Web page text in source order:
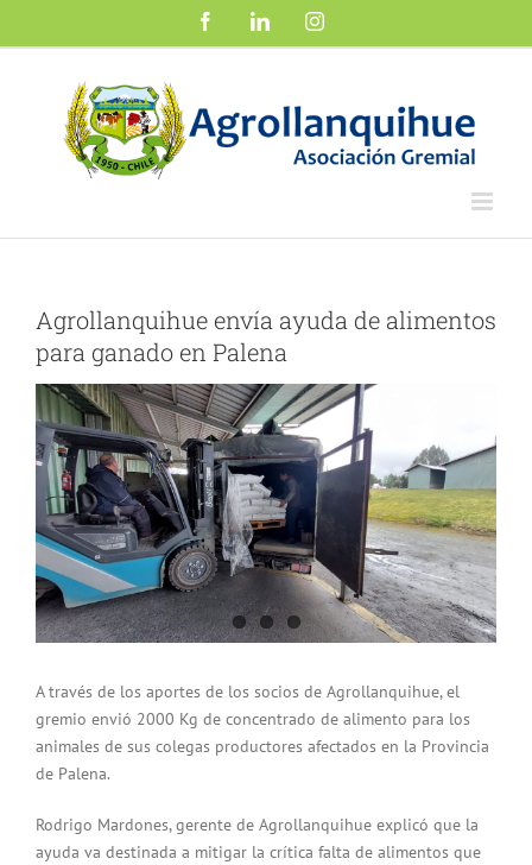
FacebookLinkedInInstagram
Agrollanquihue envía ayuda de alimentos
para ganado en Palena
Ver
imagen
más
grande
A través de los aportes de los socios de Agrollanquihue, el
gremio envió 2000 Kg de concentrado de alimento para los
animales de sus colegas productores afectados en la Provincia
de Palena.
Rodrigo Mardones, gerente de Agrollanquihue explicó que la
ayuda va destinada a mitigar la crítica falta de alimentos que